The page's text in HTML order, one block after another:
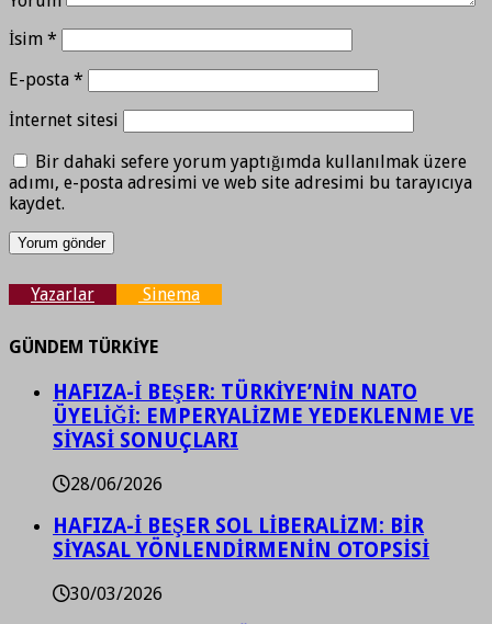
İsim *
E-posta *
İnternet sitesi
Bir dahaki sefere yorum yaptığımda kullanılmak üzere
adımı, e-posta adresimi ve web site adresimi bu tarayıcıya
kaydet.
Yazarlar Sinema
GÜNDEM TÜRKİYE
HAFIZA-İ BEŞER: TÜRKİYE’NİN NATO
ÜYELİĞİ: EMPERYALİZME YEDEKLENME VE
SİYASİ SONUÇLARI
28/06/2026
HAFIZA-İ BEŞER SOL LİBERALİZM: BİR
SİYASAL YÖNLENDİRMENİN OTOPSİSİ
30/03/2026